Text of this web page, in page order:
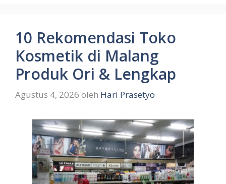
10 Rekomendasi Toko
Kosmetik di Malang
Produk Ori & Lengkap
Agustus 4, 2026 oleh Hari Prasetyo